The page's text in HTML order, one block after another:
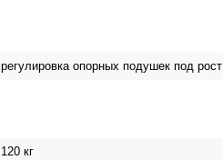
регулировка опорных подушек под
120 кг